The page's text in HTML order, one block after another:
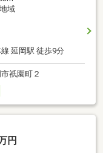
域
延岡駅 徒歩9分
祇園町２
円